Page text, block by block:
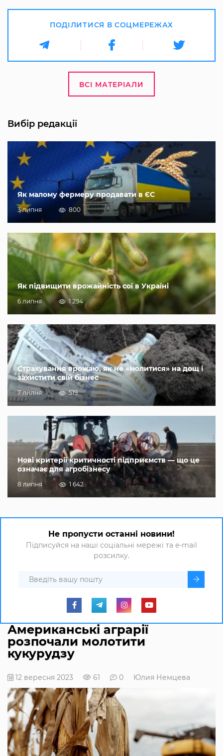
ПОДІЛИТИСЯ В СОЦМЕРЕЖАХ
ВСІ МАТЕРІАЛИ
Вибір редакції
Як малому фермеру продавати в ЄС
3 липня 800
Як підвищити врожайність сої в Україні
6 липня 1 294
Страхування врожаю, як не «молитися» на дощ і
захистити свій бізнес
7 липня 519
Нові критерії критичності підприємств — що це
означає для агробізнесу
8 липня 1 642
Не пропусти останні новини!
Підписуйся на наші соціальні мережі та e-mail
розсилку.
Американські аграрії
розпочали молотити
кукурудзу
12 вересня 2023 61 0 Юлия Немцева